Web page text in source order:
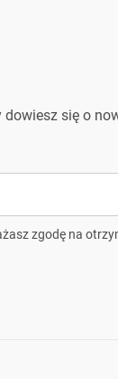
się o
zgodę na